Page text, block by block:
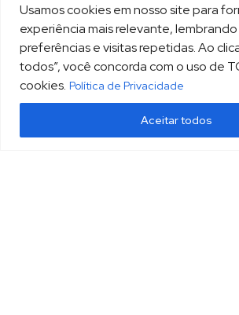
Usamos cookies em nosso site para
experiência mais relevante, lembrando
preferências e visitas repetidas. Ao
todos”, você concorda com o uso de
cookies. Política de Privacidade
Aceitar todos